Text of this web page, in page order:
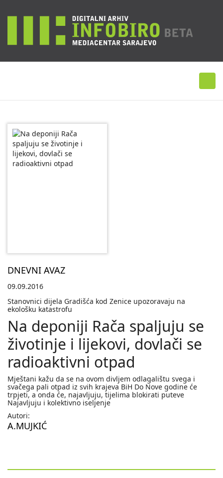
DNEVNI AVAZ
09.09.2016
Stanovnici dijela Gradišća kod Zenice upozoravaju na
ekološku katastrofu
Na deponiji Rača spaljuju se
životinje i lijekovi, dovlači se
radioaktivni otpad
Mještani kažu da se na ovom divljem odlagalištu svega i
svačega pali otpad iz svih krajeva BiH Do Nove godine će
trpjeti, a onda će, najavljuju, tijelima blokirati puteve
Najavljuju i kolektivno iseljenje
Autori:
A.MUJKIĆ